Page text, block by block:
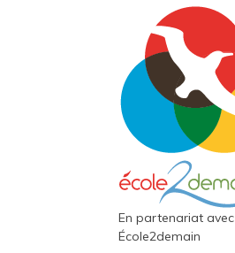
En partenariat avec
École2demain